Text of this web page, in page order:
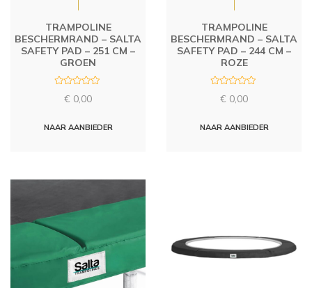
TRAMPOLINE
BESCHERMRAND – SALTA
SAFETY PAD – 251 CM –
GROEN
d
€ 0,00
NAAR AANBIEDER
TRAMPOLINE
BESCHERMRAND – SALTA
SAFETY PAD – 244 CM –
ROZE
d
€ 0,00
NAAR AANBIEDER